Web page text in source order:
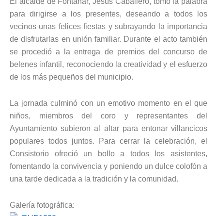
para dirigirse a los presentes, deseando a todos los
vecinos unas felices fiestas y subrayando la importancia
de disfrutarlas en unión familiar. Durante el acto también
se procedió a la entrega de premios del concurso de
belenes infantil, reconociendo la creatividad y el esfuerzo
de los más pequeños del municipio.
La jornada culminó con un emotivo momento en el que
niños, miembros del coro y representantes del
Ayuntamiento subieron al altar para entonar villancicos
populares todos juntos. Para cerrar la celebración, el
Consistorio ofreció un bollo a todos los asistentes,
fomentando la convivencia y poniendo un dulce colofón a
una tarde dedicada a la tradición y la comunidad.
Galería fotográfica: